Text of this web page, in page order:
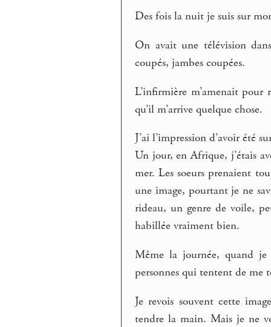
Des fois la nuit je suis sur
On avait une télévision
coupés, jambes coupées.
L’infirmière m’amenait pour
qu’il m’arrive quelque chose.
J’ai l’impression d’avoir été
Un jour, en Afrique, j’étais
mer. Les soeurs prenaient
une image, pourtant je ne
rideau, un genre de voile,
habillée vraiment bien.
Même la journée, quand je
personnes qui tentent de me
Je revois souvent cette
tendre la main. Mais je ne